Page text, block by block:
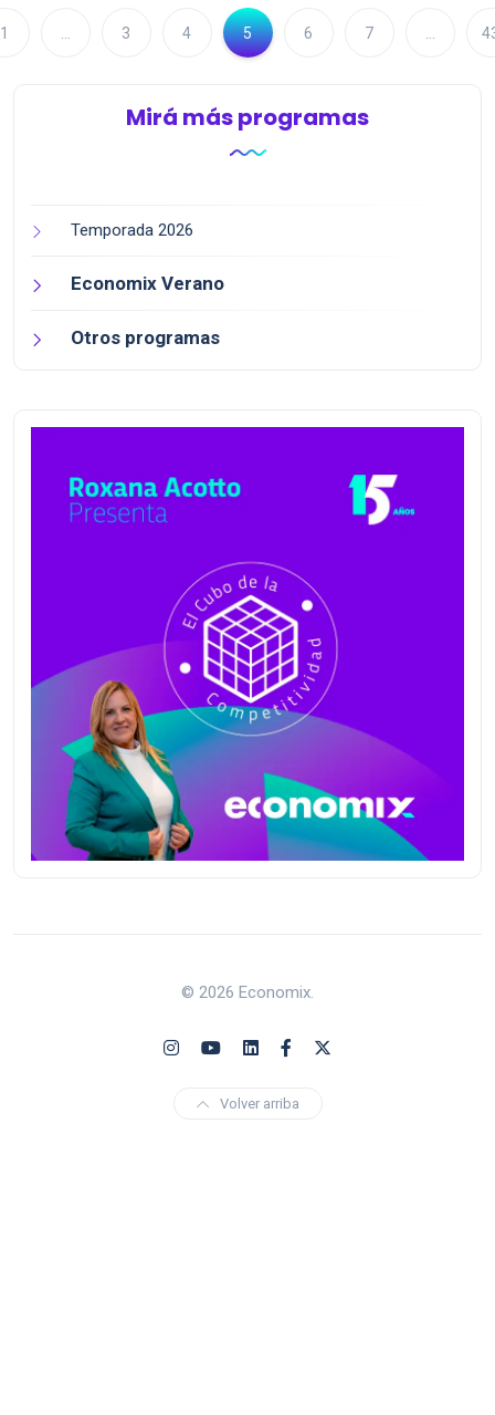
1 3 4 5 6 7
Mirá más programas
Temporada 2026
Economix Verano
Otros programas
© 2026 Economix.
Volver arriba